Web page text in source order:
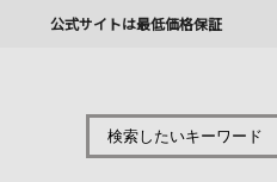
公式サイトは最低価格保証